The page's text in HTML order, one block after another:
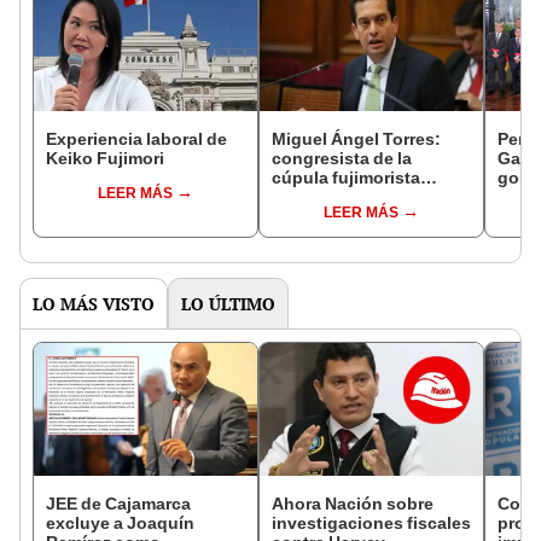
Experiencia laboral de
Keiko Fujimori
LEER MÁS
Miguel Ángel Torres:
congresista de la
cúpula fujimorista
del SenadoLEER MÁS
LO MÁS VISTO LO ÚLTIMO
JEE de Cajamarca
excluye a Joaquín
Ahora Nación sobre
investigaciones fiscales